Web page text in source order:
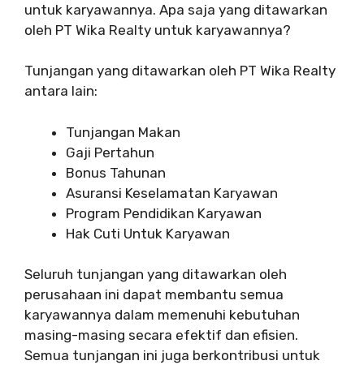
untuk karyawannya. Apa saja yang ditawarkan
oleh PT Wika Realty untuk karyawannya?
Tunjangan yang ditawarkan oleh PT Wika Realty
antara lain:
Tunjangan Makan
Gaji Pertahun
Bonus Tahunan
Asuransi Keselamatan Karyawan
Program Pendidikan Karyawan
Hak Cuti Untuk Karyawan
Seluruh tunjangan yang ditawarkan oleh
perusahaan ini dapat membantu semua
karyawannya dalam memenuhi kebutuhan
masing-masing secara efektif dan efisien.
Semua tunjangan ini juga berkontribusi untuk